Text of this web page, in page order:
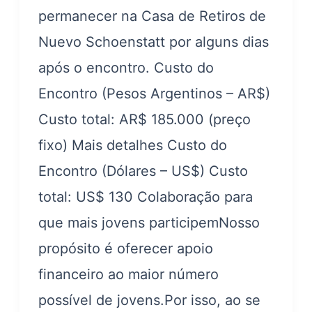
permanecer na Casa de Retiros de
Nuevo Schoenstatt por alguns dias
após o encontro. Custo do
Encontro (Pesos Argentinos – AR$)
Custo total: AR$ 185.000 (preço
fixo) Mais detalhes Custo do
Encontro (Dólares – US$) Custo
total: US$ 130 Colaboração para
que mais jovens participemNosso
propósito é oferecer apoio
financeiro ao maior número
possível de jovens.Por isso, ao se